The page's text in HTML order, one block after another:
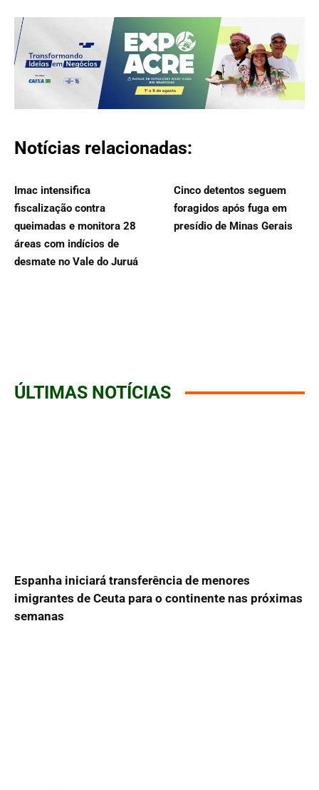
Notícias relacionadas:
Imac intensifica
fiscalização contra
queimadas e monitora 28
áreas com indícios de
desmate no Vale do Juruá
Cinco detentos seguem
foragidos após fuga em
presídio de Minas Gerais
ÚLTIMAS NOTÍCIAS
Espanha iniciará transferência de menores
imigrantes de Ceuta para o continente nas próximas
semanas